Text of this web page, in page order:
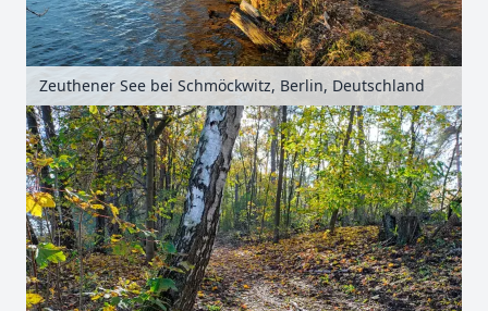
Zeuthener See bei Schmöckwitz, Berlin, Deutschland